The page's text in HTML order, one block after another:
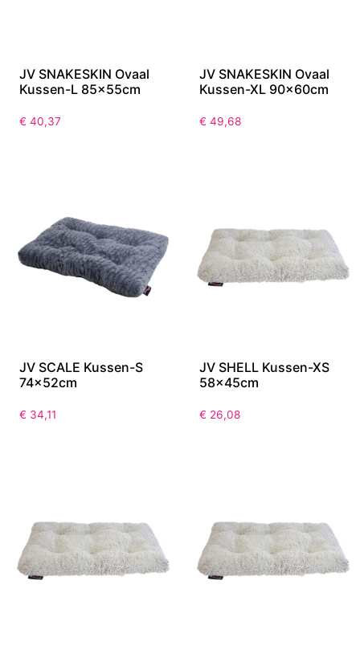
JV SNAKESKIN Ovaal
Kussen-L 85x55cm
€ 40,37
JV SNAKESKIN Ovaal
Kussen-XL 90x60cm
€ 49,68
JV SCALE Kussen-S
74x52cm
€ 34,11
JV SHELL Kussen-XS
58x45cm
€ 26,08